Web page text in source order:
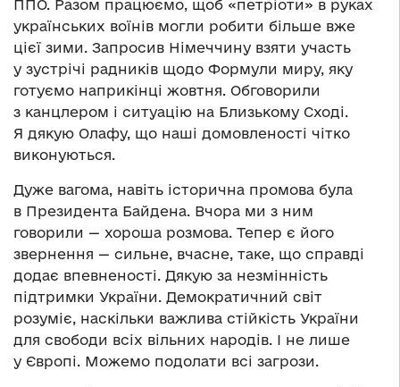
ППО. Разом працюємо, щоб «петріоти» в руках
українських воїнів могли робити більше вже
цієї зими. Запросив Німеччину взяти участь
у зустрічі радників щодо Формули миру, яку
готуємо наприкінці жовтня. Обговорили
з канцлером і ситуацію на Близькому Сході.
Я дякую Олафу, що наші домовленості чітко
виконуються.
Дуже вагома, навіть історична промова була
в Президента Байдена. Вчора ми з ним
говорили — хороша розмова. Тепер є його
звернення — сильне, вчасне, таке, що справді
додає впевненості. Дякую за незмінність
підтримки України. Демократичний світ
розуміє, наскільки важлива стійкість України
для свободи всіх вільних народів. І не лише
у Європі. Можемо подолати всі загрози.